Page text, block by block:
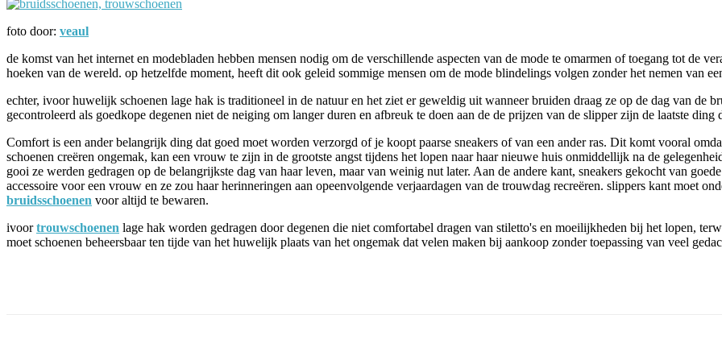
foto door: veaul
de komst van het internet en modebladen hebben mensen nodig om de verschillende aspecten van de mode te omarmen of toegang tot de
hoeken van de wereld. op hetzelfde moment, heeft dit ook geleid sommige mensen om de mode blindelings volgen zonder het nemen van
echter, ivoor huwelijk schoenen lage hak is traditioneel in de natuur en het ziet er geweldig uit wanneer bruiden draag ze op de dag van de
gecontroleerd als goedkope degenen niet de neiging om langer duren en afbreuk te doen aan de de prijzen van de slipper zijn de laatste ding
Comfort is een ander belangrijk ding dat goed moet worden verzorgd of je koopt paarse sneakers of van een ander ras. Dit komt vooral
schoenen creëren ongemak, kan een vrouw te zijn in de grootste angst tijdens het lopen naar haar nieuwe huis onmiddellijk na de
gooi ze werden gedragen op de belangrijkste dag van haar leven, maar van weinig nut later. Aan de andere kant, sneakers gekocht van
accessoire voor een vrouw en ze zou haar herinneringen aan opeenvolgende verjaardagen van de trouwdag recreëren. slippers kant moet
bruidsschoenen voor altijd te bewaren.
ivoortrouwschoenen lage hak worden gedragen door degenen die niet comfortabel dragen van stiletto's en moeilijkheden bij het lopen,
moet schoenen beheersbaar ten tijde van het huwelijk plaats van het ongemak dat velen maken bij aankoop zonder toepassing van veel